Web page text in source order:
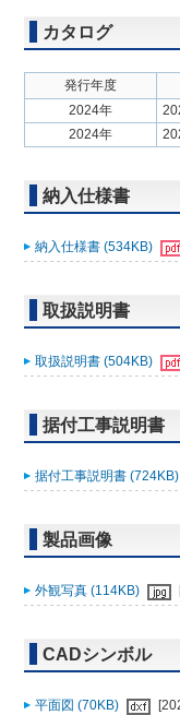
カタログ
発行年度
2024年
2024年
納入仕様書
納入仕様書 (534KB)
取扱説明書
取扱説明書 (504KB)
据付工事説明書
据付工事説明書 (724KB)
製品画像
外観写真 (114KB)
CADシンボル
平面図 (70KB)